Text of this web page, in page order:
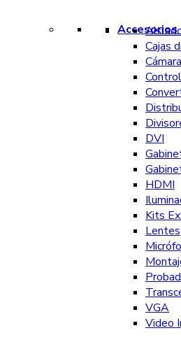
Cajas
DVI
HDMI
Kits
Lentes
VGA
Video